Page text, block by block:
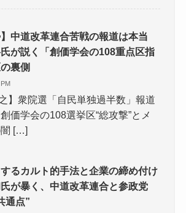
】中道改革連合苦戦の報道は本当
が説く「創価学会の108重点区指
裏側
】衆院選「自民単独過半数」報道
価学会の108選挙区“総攻撃”とメ
闇 […]
るカルト的手法と企業の締め付け
が暴く、中道改革連合と参政党
通点”